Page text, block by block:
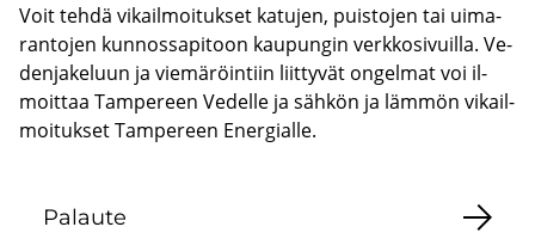
Voit tehdä vi­kail­moi­tuk­set ka­tu­jen, puis­to­jen tai ui­ma­
ran­to­jen kun­nos­sa­pi­toon kau­pun­gin verk­ko­si­vuil­la. Ve­
den­ja­ke­luun ja vie­mä­röin­tiin liit­ty­vät on­gel­mat voi il­
moit­taa Tam­pe­reen Ve­del­le ja säh­kön ja läm­mön vi­kail­
moi­tuk­set Tam­pe­reen Ener­gial­le.
Pa­lau­te